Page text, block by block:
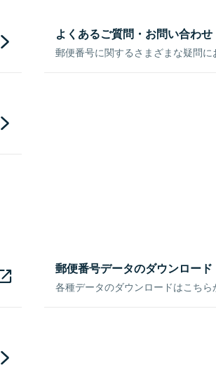
よくあるご質問・お問い合わせ
郵便番号に関するさまざまな疑問に
郵便番号データのダウンロード
各種データのダウンロードはこちら